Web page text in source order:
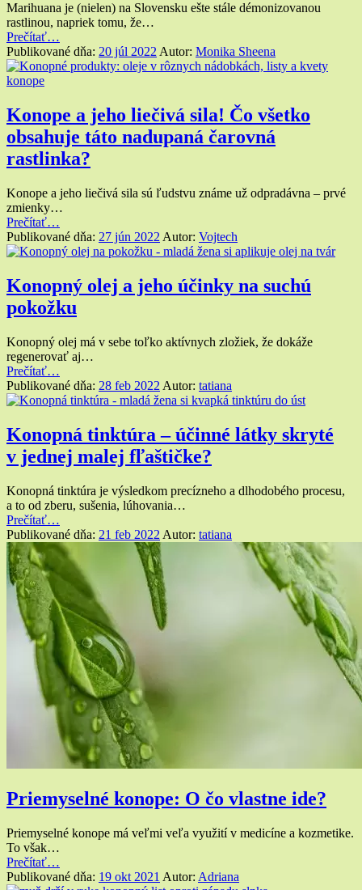
Marihuana je (nielen) na Slovensku ešte stále démonizovanou
rastlinou, napriek tomu, že…
Prečítať“Marihuana
a
jej
zdravotné
problémy”
…
Publikované dňa: 20 júl 2022Autor: Monika Sheena
Konope a jeho liečivá sila! Čo všetko
obsahuje táto nadupaná čarovná
rastlinka?
Konope a jeho liečivá sila sú ľudstvu známe už odpradávna – prvé
zmienky…
Prečítať“Konope
a jeho
liečivá
všetko
obsahuje
nadupaná
čarovná
rastlinka?”
…
Publikované dňa: 27 jún 2022 Autor: Vojtech
Konopný olej a jeho účinky na suchú
pokožku
Konopný olej má v sebe toľko aktívnych zložiek, že dokáže
regenerovať aj…
Prečítať“Konopný
olej
a jeho
suchú
pokožku”
…
Publikované dňa: 28 feb 2022 Autor: tatiana
Konopná tinktúra – účinné látky skryté
v jednej malej fľaštičke?
Konopná tinktúra je výsledkom precízneho a dlhodobého procesu,
a to od zberu, sušenia, lúhovania…
Prečítať“Konopná
tinktúra
–
účinné
látky
skryté
v jednej
malej
fľaštičke?”
…
Publikované dňa: 21 feb 2022 Autor: tatiana
Priemyselné konope: O čo vlastne ide?
Priemyselné konope má veľmi veľa využití v medicíne a kozmetike.
To však…
Prečítať“Priemyselné
konope:
…
Publikované dňa: 19 okt 2021 Autor: Adriana